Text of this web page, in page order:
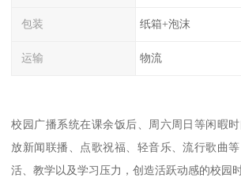
包装 纸箱+泡沫
运输 物流
校园广播系统在课余饭后、周六周日等闲暇
放新闻联播、点歌祝福、轻音乐、流行歌曲
活、教学以及学习压力，创造活跃动感的校园时